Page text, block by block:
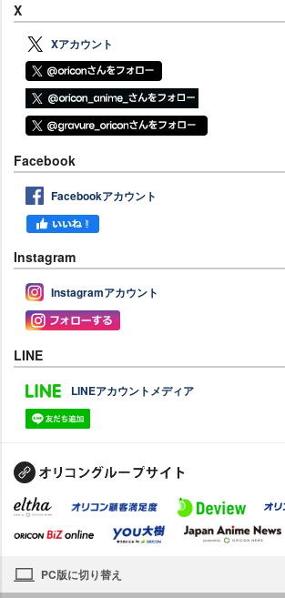
X
Xアカウント
Facebook
Facebookアカウント
Instagram
Instagramアカウント
LINE
LINEアカウントメディア
PC版に切り替え